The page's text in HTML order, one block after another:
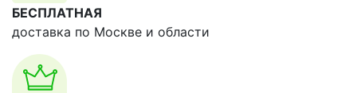
БЕСПЛАТНАЯ
доставка по Москве и области